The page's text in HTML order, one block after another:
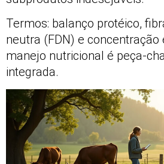
Termos: balanço protéico,
neutra (FDN) e concentração
manejo nutricional é peça-
integrada.